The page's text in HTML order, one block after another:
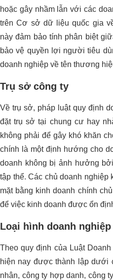
hoặc gây nhầm lẫn với các
trên Cơ sở dữ liệu quốc gia
này đảm bảo tính phân biệt
bảo vệ quyền lợi người tiêu
doanh nghiệp về tên thương
Trụ sở công ty
Về trụ sở, pháp luật quy định
đặt trụ sở tại chung cư hay
không phải để gây khó khăn
chính là một định hướng cho
doanh không bị ảnh hưởng
tập thể. Các chủ doanh
mặt bằng kinh doanh chính
để việc kinh doanh được ổn
Loại hình doanh nghiệp
Theo quy định của Luật
hiện nay được thành lập dưới
nhân, công ty hợp danh, công